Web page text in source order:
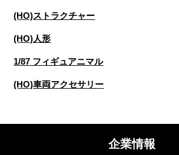
(HO)ストラクチャー
(HO)人形
1/87 フィギュアニマル
(HO)車両アクセサリー
企業情報